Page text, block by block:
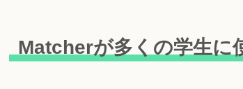
Matcherが多くの学生に